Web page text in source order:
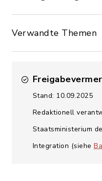
Verwandte Themen
Stand: 10.09.2025
Redaktionell
Staatsministerium
Integration (siehe